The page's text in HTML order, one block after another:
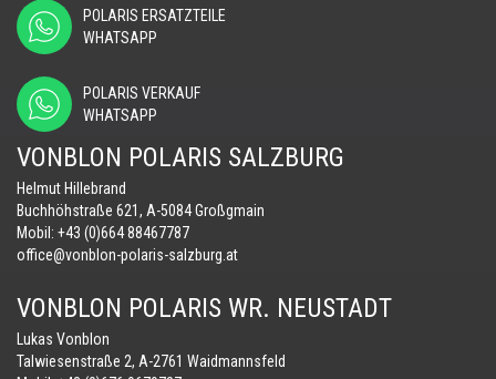
POLARIS ERSATZTEILE
WHATSAPP
POLARIS VERKAUF
WHATSAPP
VONBLON POLARIS SALZBURG
Helmut Hillebrand
Buchhöhstraße 621, A-5084 Großgmain
Mobil: +43 (0)664 88467787
office@vonblon-polaris-salzburg.at
VONBLON POLARIS WR. NEUSTADT
Lukas Vonblon
Talwiesenstraße 2, A-2761 Waidmannsfeld